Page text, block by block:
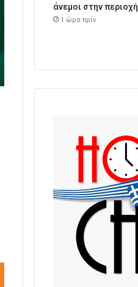
άνεμοι στην περιοχή
1 ώρα πρίν